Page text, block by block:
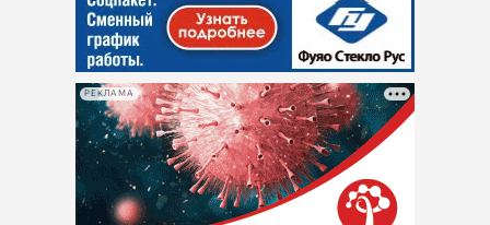
РЕКЛАМА